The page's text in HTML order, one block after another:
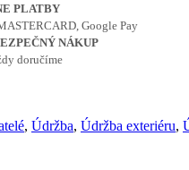
PLATBY
Google Pay
NÁKUP
doručíme
, Údržba, Údržba exteriéru,